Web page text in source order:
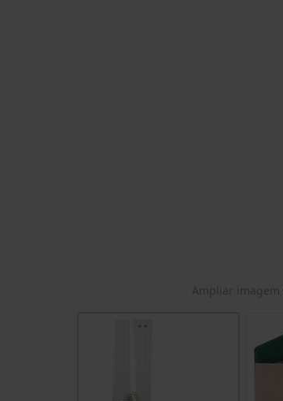
Ampliar imagem